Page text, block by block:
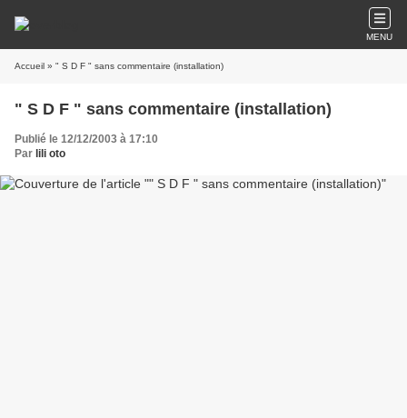
MENU
Accueil » " S D F " sans commentaire (installation)
" S D F " sans commentaire (installation)
Publié le 12/12/2003 à 17:10
Par lili oto